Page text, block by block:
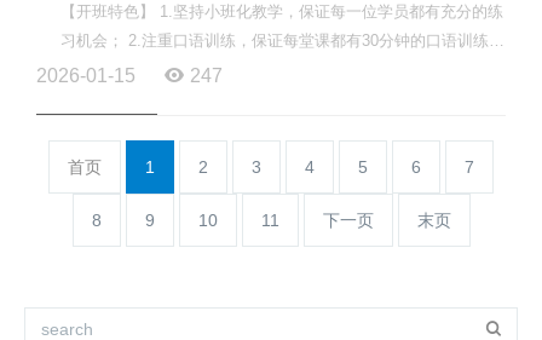
【开班特色】 1.坚持小班化教学，保证每一位学员都有充分的练
习机会； 2.注重口语训练，保证每堂课都有30分钟的口语训练时
间； 3.注重课堂效率，学在课堂，掌握在课堂； 4.为学员...
2026-01-15 247
首页 1 2 3 4 5 6 7
8 9 10 11 下一页 末页